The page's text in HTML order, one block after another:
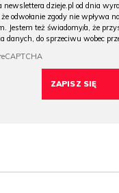
dzieje.pl od dnia
że odwołanie zgody nie
Jestem też świadomy/a, że
danych, do sprzeciwu wobec